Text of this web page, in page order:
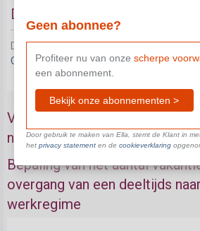
Decemberafrekening
Dit document is niet beschikbaar in je
Contacteer onsom je verder te helpen.
Vakantierechten bij overgang
naar een voltijds werkregime
Bepaling van het aantal
overgang van een deeltijds
werkregime
Geen abonnee?
Profiteer nu van onze scherpe
een abonnement.
Bekijk onze abonnementen >
Door gebruik te maken van Ella, stemt de Klant in
het privacy statementen de cookieverklaring